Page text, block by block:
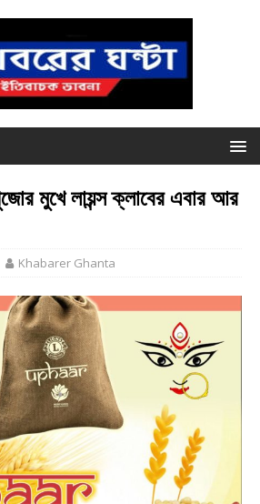
মুখে লায়ন্স ক্লাবের এবার আর
Khabarer Ghanta